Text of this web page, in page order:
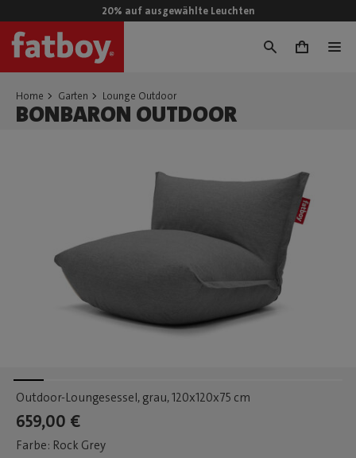
20% auf ausgewählte Leuchten
0
Home Garten Lounge Outdoor
BONBARON OUTDOOR
Outdoor-Loungesessel, grau, 120x120x75 cm
659,00 €
Farbe: Rock Grey